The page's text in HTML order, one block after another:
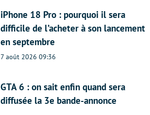
iPhone 18 Pro : pourquoi il sera
difficile de l’acheter à son lancement
en septembre
7 août 2026 09:36
GTA 6 : on sait enfin quand sera
diffusée la 3e bande-annonce